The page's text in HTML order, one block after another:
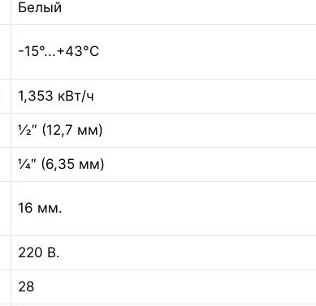
Белый
-15°...+43°C
1,353 кВт/ч
1⁄2″ (12,7 мм)
1⁄4″ (6,35 мм)
16 мм.
220 В.
28